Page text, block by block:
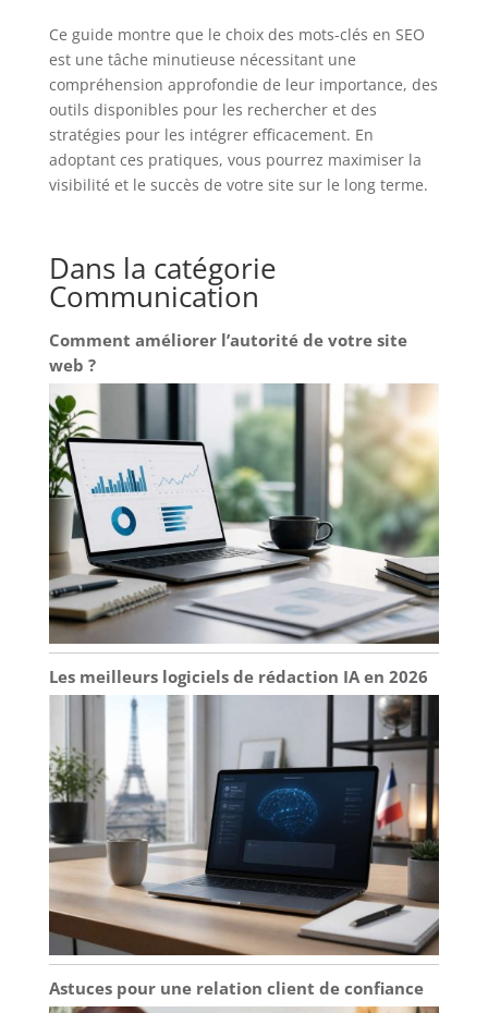
Ce guide montre que le choix des mots-clés en SEO
est une tâche minutieuse nécessitant une
compréhension approfondie de leur importance, des
outils disponibles pour les rechercher et des
stratégies pour les intégrer efficacement. En
adoptant ces pratiques, vous pourrez maximiser la
visibilité et le succès de votre site sur le long terme.
Dans la catégorie
Communication
Comment améliorer l’autorité de votre site
web ?
Les meilleurs logiciels de rédaction IA en 2026
Astuces pour une relation client de confiance